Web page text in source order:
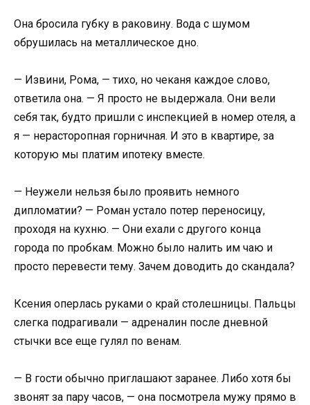
Она бросила губку в раковину. Вода с шумом
обрушилась на металлическое дно.
— Извини, Рома, — тихо, но чеканя каждое слово,
ответила она. — Я просто не выдержала. Они вели
себя так, будто пришли с инспекцией в номер отеля, а
я — нерасторопная горничная. И это в квартире, за
которую мы платим ипотеку вместе.
— Неужели нельзя было проявить немного
дипломатии? — Роман устало потер переносицу,
проходя на кухню. — Они ехали с другого конца
города по пробкам. Можно было налить им чаю и
просто перевести тему. Зачем доводить до скандала?
Ксения оперлась руками о край столешницы. Пальцы
слегка подрагивали — адреналин после дневной
стычки все еще гулял по венам.
— В гости обычно приглашают заранее. Либо хотя бы
звонят за пару часов, — она посмотрела мужу прямо в